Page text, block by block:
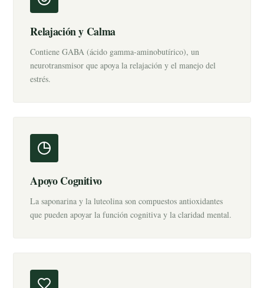
Relajación y Calma
Contiene GABA (ácido gamma-aminobutírico), un
neurotransmisor que apoya la relajación y el manejo del
estrés.
Apoyo Cognitivo
La saponarina y la luteolina son compuestos antioxidantes
que pueden apoyar la función cognitiva y la claridad mental.